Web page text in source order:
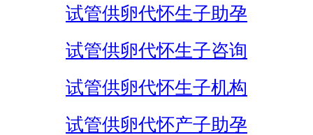
试管供卵代怀生子助孕
试管供卵代怀生子咨询
试管供卵代怀生子机构
试管供卵代怀产子助孕